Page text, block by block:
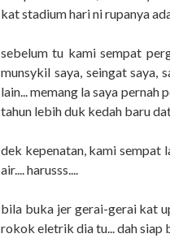
kat stadium hari ni rupanya
sebelum tu kami sempat
munsykil saya, seingat saya,
lain... memang la saya pernah
tahun lebih duk kedah baru
dek kepenatan, kami sempat
air.... harusss....
bila buka jer gerai-gerai kat
rokok eletrik dia tu... dah siap